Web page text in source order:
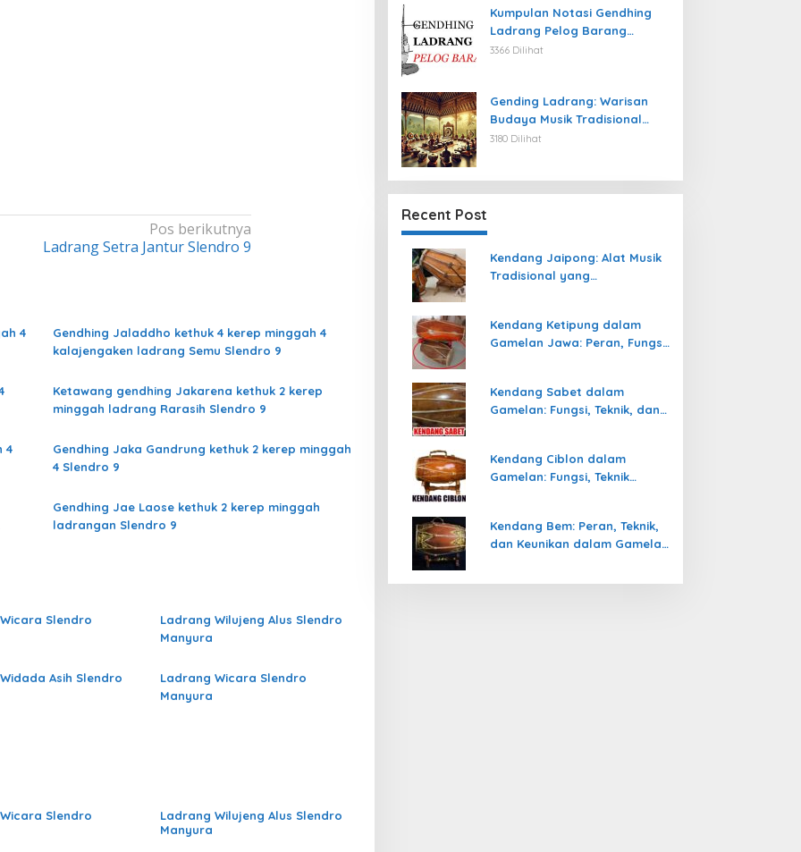
Pos berikutnya
Ladrang Setra Jantur Slendro 9
4
Gendhing Jaladdho kethuk 4 kerep minggah 4
kalajengaken ladrang Semu Slendro 9
Ketawang gendhing Jakarena kethuk 2 kerep
minggah ladrang Rarasih Slendro 9
4
Gendhing Jaka Gandrung kethuk 2 kerep minggah
4 Slendro 9
Gendhing Jae Laose kethuk 2 kerep minggah
ladrangan Slendro 9
Slendro
Ladrang Wilujeng Alus Slendro
Manyura
Asih Slendro
Ladrang Wicara Slendro
Manyura
Slendro
Ladrang Wilujeng Alus Slendro
Manyura
Kumpulan Notasi Gendhing
Ladrang Pelog Barang
Terlengkap
3366 Dilihat
Gending Ladrang: Warisan
Budaya Musik Tradisional
Jawa yang Abadi
3180 Dilihat
Recent Post
Kendang Jaipong: Alat Musik
Tradisional yang
Kendang Ketipung dalam
Gamelan Jawa: Peran, Fungsi,
Kendang Sabet dalam
Gamelan: Fungsi, Teknik, dan
Kendang Ciblon dalam
Gamelan: Fungsi, Teknik
Kendang Bem: Peran, Teknik,
dan Keunikan dalam Gamelan